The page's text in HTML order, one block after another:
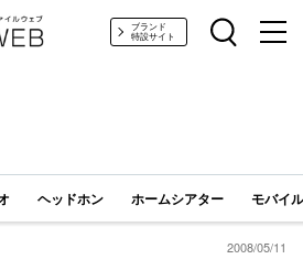
ィオ/ガジェットブランド
特設サイト
ヘッドホン ホームシアター モバイ
2008/05/11